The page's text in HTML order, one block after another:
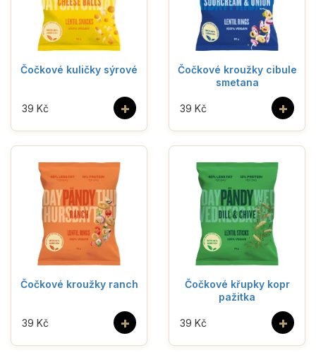
Čočkové kuličky sýrové
+
39 Kč
Čočkové kroužky cibule
smetana
+
39 Kč
Čočkové kroužky ranch
+
39 Kč
Čočkové křupky kopr
pažitka
+
39 Kč